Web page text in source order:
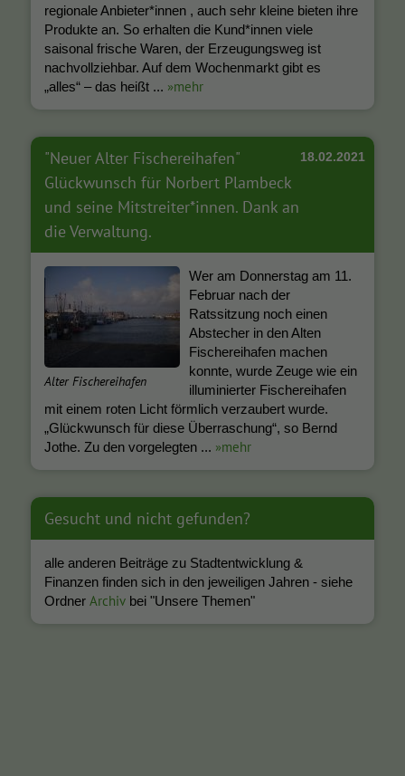
regionale Anbieter*innen , auch sehr kleine bieten ihre
Produkte an. So erhalten die Kund*innen viele
saisonal frische Waren, der Erzeugungsweg ist
nachvollziehbar. Auf dem Wochenmarkt gibt es
„alles“ – das heißt ... »mehr
18.02.2021
"Neuer Alter Fischereihafen"
Glückwunsch für Norbert Plambeck
und seine Mitstreiter*innen. Dank an
die Verwaltung.
Alter Fischereihafen
Wer am Donnerstag am 11.
Februar nach der
Ratssitzung noch einen
Abstecher in den Alten
Fischereihafen machen
konnte, wurde Zeuge wie ein
illuminierter Fischereihafen
mit einem roten Licht förmlich verzaubert wurde.
„Glückwunsch für diese Überraschung“, so Bernd
Jothe. Zu den vorgelegten ... »mehr
Gesucht und nicht gefunden?
alle anderen Beiträge zu Stadtentwicklung &
Finanzen finden sich in den jeweiligen Jahren - siehe
OrdnerArchiv bei "Unsere Themen"